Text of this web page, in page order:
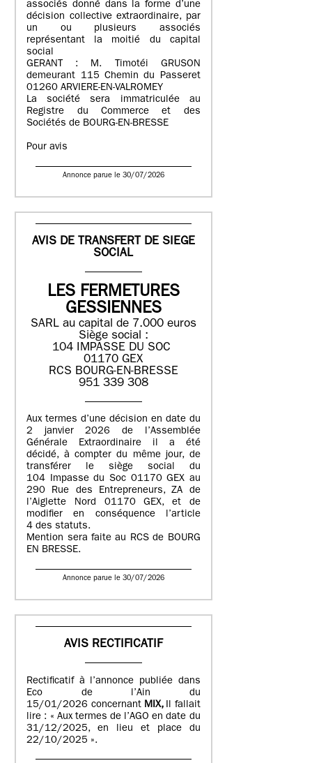
associés donné dans la forme d’une
décision collective extraordinaire, par
un ou plusieurs associés
représentant la moitié du capital
social
GERANT : M. Timotéi GRUSON
demeurant 115 Chemin du Passeret
01260 ARVIERE-EN-VALROMEY
La société sera immatriculée au
Registre du Commerce et des
Sociétés de BOURG-EN-BRESSE
Pour avis
Annonce parue le 30/07/2026
AVIS DE TRANSFERT DE SIEGE
SOCIAL
LES FERMETURES
GESSIENNES
SARL au capital de 7.000 euros
Siège social :
104 IMPASSE DU SOC
01170 GEX
RCS BOURG-EN-BRESSE
951 339 308
Aux termes d’une décision en date du
2 janvier 2026 de l’Assemblée
Générale Extraordinaire il a été
décidé, à compter du même jour, de
transférer le siège social du
104 Impasse du Soc 01170 GEX au
290 Rue des Entrepreneurs, ZA de
l’Aiglette Nord 01170 GEX, et de
modifier en conséquence l’article
4 des statuts.
Mention sera faite au RCS de BOURG
EN BRESSE.
Annonce parue le 30/07/2026
AVIS RECTIFICATIF
Rectificatif à l’annonce publiée dans
Eco de l’Ain du
15/01/2026 concernant MIX, Il fallait
lire : « Aux termes de l’AGO en date du
31/12/2025, en lieu et place du
22/10/2025 ».